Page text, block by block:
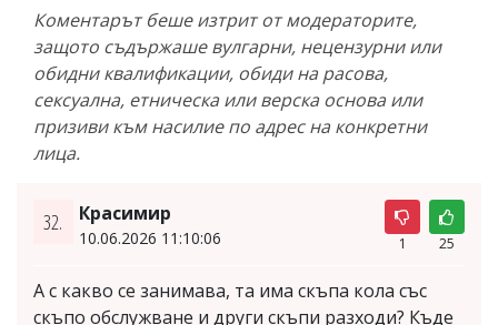
Коментарът беше изтрит от модераторите,
защото съдържаше вулгарни, нецензурни или
обидни квалификации, обиди на расова,
сексуална, етническа или верска основа или
призиви към насилие по адрес на конкретни
лица.
32. Красимир
10.06.2026 11:10:06 1 25
А с какво се занимава, та има скъпа кола със
скъпо обслужване и други скъпи разходи? Къде